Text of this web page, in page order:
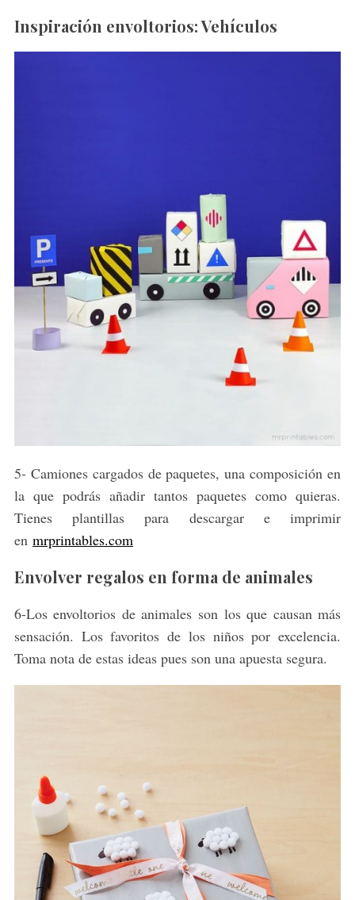
Inspiración envoltorios: Vehículos
5- Camiones cargados de paquetes, una composición en
la que podrás añadir tantos paquetes como quieras.
Tienes plantillas para descargar e imprimir
en mrprintables.com
Envolver regalos en forma de animales
6-Los envoltorios de animales son los que causan más
sensación. Los favoritos de los niños por excelencia.
Toma nota de estas ideas pues son una apuesta segura.